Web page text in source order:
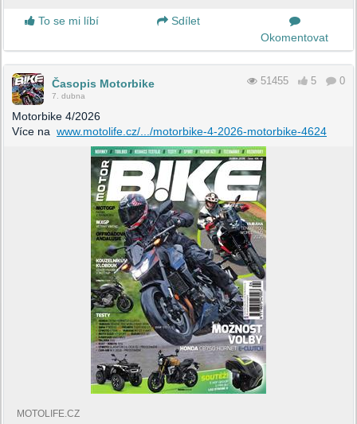
To se mi líbí
Sdílet
Okomentovat
Časopis Motorbike
7. dubna
51455 5 0
Motorbike 4/2026
Více na www.motolife.cz/.../motorbike-4-2026-motorbike-4624
MOTOLIFE.CZ